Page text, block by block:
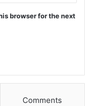
browser for the next
Comments